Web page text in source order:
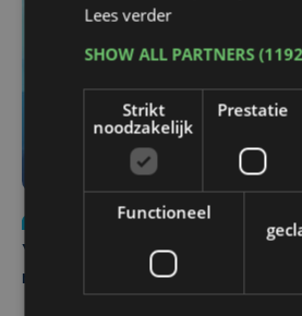
do 6 augustus | 21:30
Yaro (19), slachtoffer van
maandenlange coma overleden
Lees verder
SHOW ALL PARTNERS
Strikt
noodzakelijk
Prestatie
Functioneel